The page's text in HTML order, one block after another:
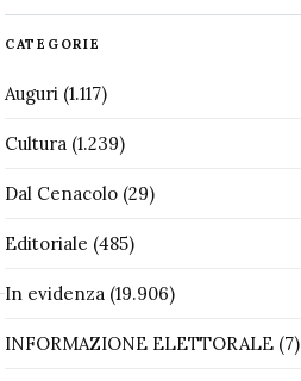
CATEGORIE
Auguri(1.117)
Cultura(1.239)
Dal Cenacolo(29)
Editoriale (485)
In evidenza(19.906)
INFORMAZIONE ELETTORALE(7)